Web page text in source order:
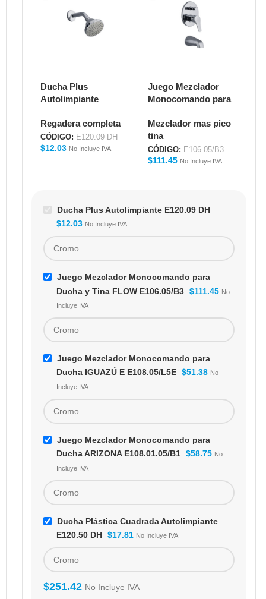
Ducha Plus
Autolimpiante
Regadera completa
CÓDIGO: E120.09 DH
$12.03 No Incluye IVA
Juego Mezclador
Monocomando para
E106.05/B3
Mezclador mas pico
tina
CÓDIGO: E106.05/B3
$111.45 No Incluye IVA
Ducha Plus Autolimpiante E120.09 DH
$12.03 No Incluye IVA
Juego Mezclador Monocomando para
Ducha y Tina FLOW E106.05/B3 $111.45 No
Incluye IVA
Juego Mezclador Monocomando para
Ducha IGUAZÚ E E108.05/L5E $51.38 No
Incluye IVA
Juego Mezclador Monocomando para
Ducha ARIZONA E108.01.05/B1 $58.75 No
Incluye IVA
Ducha Plástica Cuadrada Autolimpiante
E120.50 DH $17.81 No Incluye IVA
$251.42 No Incluye IVA